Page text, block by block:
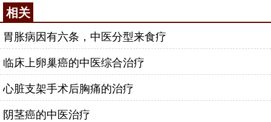
相关
胃胀病因有六条，中医分型来食疗
临床上卵巢癌的中医综合治疗
心脏支架手术后胸痛的治疗
阴茎癌的中医治疗